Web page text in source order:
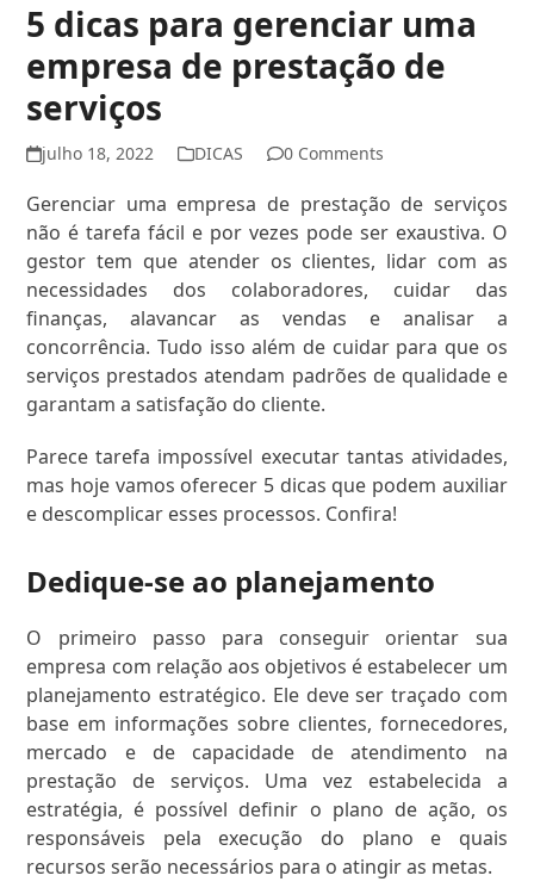
5 dicas para gerenciar uma
empresa de prestação de
serviços
julho 18, 2022 DICAS 0 Comments
Gerenciar uma empresa de prestação de serviços
não é tarefa fácil e por vezes pode ser exaustiva. O
gestor tem que atender os clientes, lidar com as
necessidades dos colaboradores, cuidar das
finanças, alavancar as vendas e analisar a
concorrência. Tudo isso além de cuidar para que os
serviços prestados atendam padrões de qualidade e
garantam a satisfação do cliente.
Parece tarefa impossível executar tantas atividades,
mas hoje vamos oferecer 5 dicas que podem auxiliar
e descomplicar esses processos. Confira!
Dedique-se ao planejamento
O primeiro passo para conseguir orientar sua
empresa com relação aos objetivos é estabelecer um
planejamento estratégico. Ele deve ser traçado com
base em informações sobre clientes, fornecedores,
mercado e de capacidade de atendimento na
prestação de serviços. Uma vez estabelecida a
estratégia, é possível definir o plano de ação, os
responsáveis pela execução do plano e quais
recursos serão necessários para o atingir as metas.